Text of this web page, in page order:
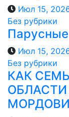
Июл 15,
Без рубрики
Июл 15,
Без рубрики
КАК